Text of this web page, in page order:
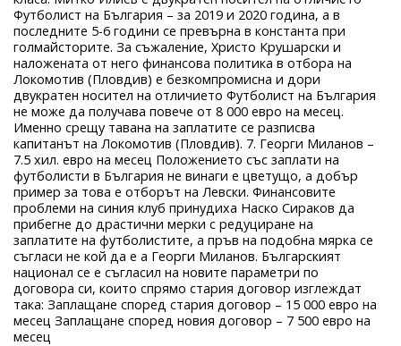
Футболист на България – за 2019 и 2020 година, а в
последните 5-6 години се превърна в константа при
голмайсторите. За съжаление, Христо Крушарски и
наложената от него финансова политика в отбора на
Локомотив (Пловдив) е безкомпромисна и дори
двукратен носител на отличието Футболист на България
не може да получава повече от 8 000 евро на месец.
Именно срещу тавана на заплатите се разписва
капитанът на Локомотив (Пловдив). 7. Георги Миланов –
7.5 хил. евро на месец Положението със заплати на
футболисти в България не винаги е цветущо, а добър
пример за това е отборът на Левски. Финансовите
проблеми на синия клуб принудиха Наско Сираков да
прибегне до драстични мерки с редуциране на
заплатите на футболистите, а пръв на подобна мярка се
съгласи не кой да е а Георги Миланов. Българският
национал се е съгласил на новите параметри по
договора си, които спрямо стария договор изглеждат
така: Заплащане според стария договор – 15 000 евро на
месец Заплащане според новия договор – 7 500 евро на
месец